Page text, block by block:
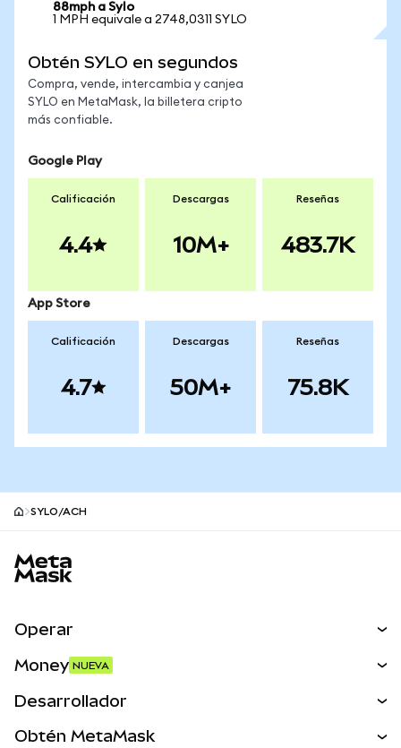
88mph a Sylo
1 MPH equivale a 2748,0311 SYLO
Obtén SYLO en segundos
Compra, vende, intercambia y canjea
SYLO en MetaMask, la billetera cripto
más confiable.
Google Play
Calificación
4.4
Descargas
10M+
Reseñas
483.7K
App Store
Calificación
4.7
Descargas
50M+
Reseñas
75.8K
SYLO/ACH
Operar
Activos del mundo real
Money NUEVA
Desarrollador
Obtén MetaMask